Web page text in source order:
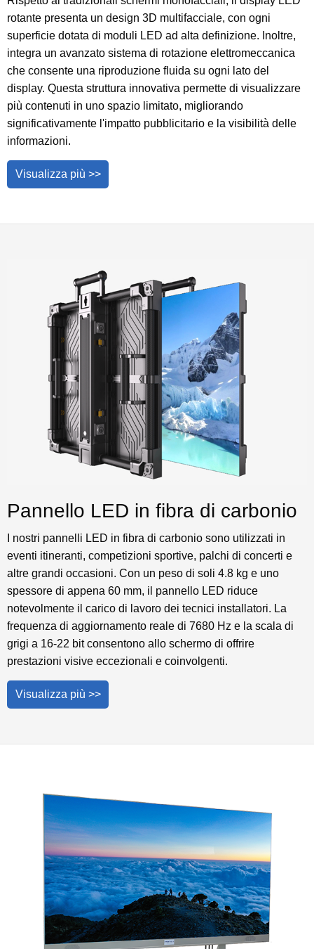
rotante presenta un design 3D multifacciale, con ogni
superficie dotata di moduli LED ad alta definizione. Inoltre,
integra un avanzato sistema di rotazione elettromeccanica
che consente una riproduzione fluida su ogni lato del
display. Questa struttura innovativa permette di visualizzare
più contenuti in uno spazio limitato, migliorando
significativamente l'impatto pubblicitario e la visibilità delle
informazioni.
Visualizza più >>
Pannello LED in fibra di carbonio
I nostri pannelli LED in fibra di carbonio sono utilizzati in
eventi itineranti, competizioni sportive, palchi di concerti e
altre grandi occasioni. Con un peso di soli 4.8 kg e uno
spessore di appena 60 mm, il pannello LED riduce
notevolmente il carico di lavoro dei tecnici installatori. La
frequenza di aggiornamento reale di 7680 Hz e la scala di
grigi a 16-22 bit consentono allo schermo di offrire
prestazioni visive eccezionali e coinvolgenti.
Visualizza più >>